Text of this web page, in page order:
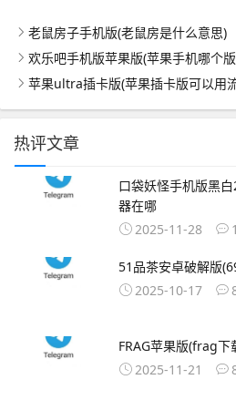
老鼠房子手机版(老鼠房是什么意思)
欢乐吧手机版苹果版(苹果手机哪个
苹果ultra插卡版(苹果插卡版可以用
热评文章
口袋妖怪手机版黑
器在哪
2025-11-28
51品茶安卓破解版
2025-10-17
FRAG苹果版(frag下
2025-11-21